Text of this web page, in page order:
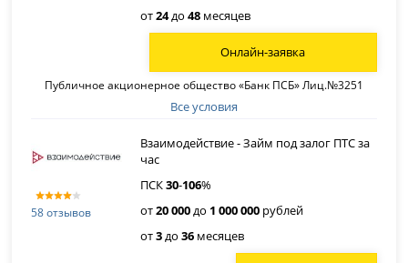
от24до48 месяцев
Все условия
Публичное акционерное общество «Банк ПСБ» Лиц.№3251
Онлайн-заявка
58 отзывов
Взаимодействие - Займ под залог ПТС за
час
ПСК30-106%
от20 000до 1 000 000 рублей
от3до36 месяцев